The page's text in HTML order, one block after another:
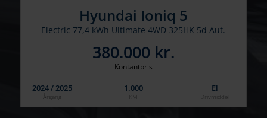
Hyundai Ioniq 5
Electric 77,4 kWh Ultimate 4WD 325HK 5d Aut.
380.000 kr.
Kontantpris
2024 / 2025
Årgang
1.000
KM
El
Drivmiddel